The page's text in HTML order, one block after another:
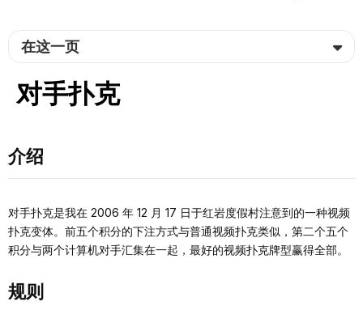
在这一页
对手扑克
介绍
对手扑克是我在 2006 年 12 月 17 日于红岩度假村注意到的一种视频
扑克变体。前五个积分的下注方式与普通视频扑克类似，第二个五个
积分与两个计算机对手汇集在一起，最好的视频扑克牌型赢得全部。
规则